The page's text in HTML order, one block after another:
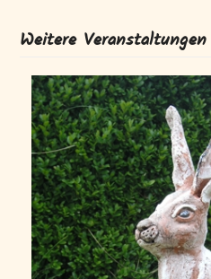
Weitere Veranstaltungen